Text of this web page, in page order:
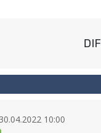
DIF
30.04.2022 10:00